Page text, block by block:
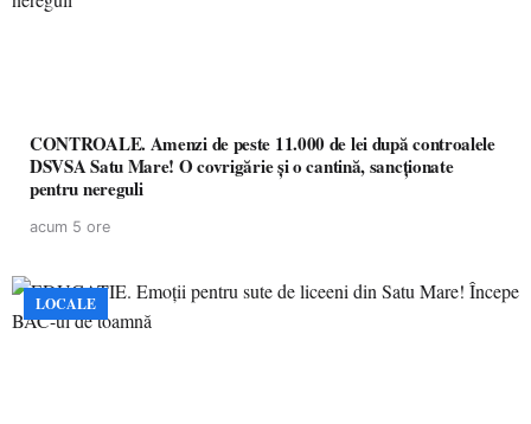
CONTROALE. Amenzi de peste 11.000 de lei după controalele
DSVSA Satu Mare! O covrigărie și o cantină, sancționate
pentru nereguli
acum 5 ore
LOCALE